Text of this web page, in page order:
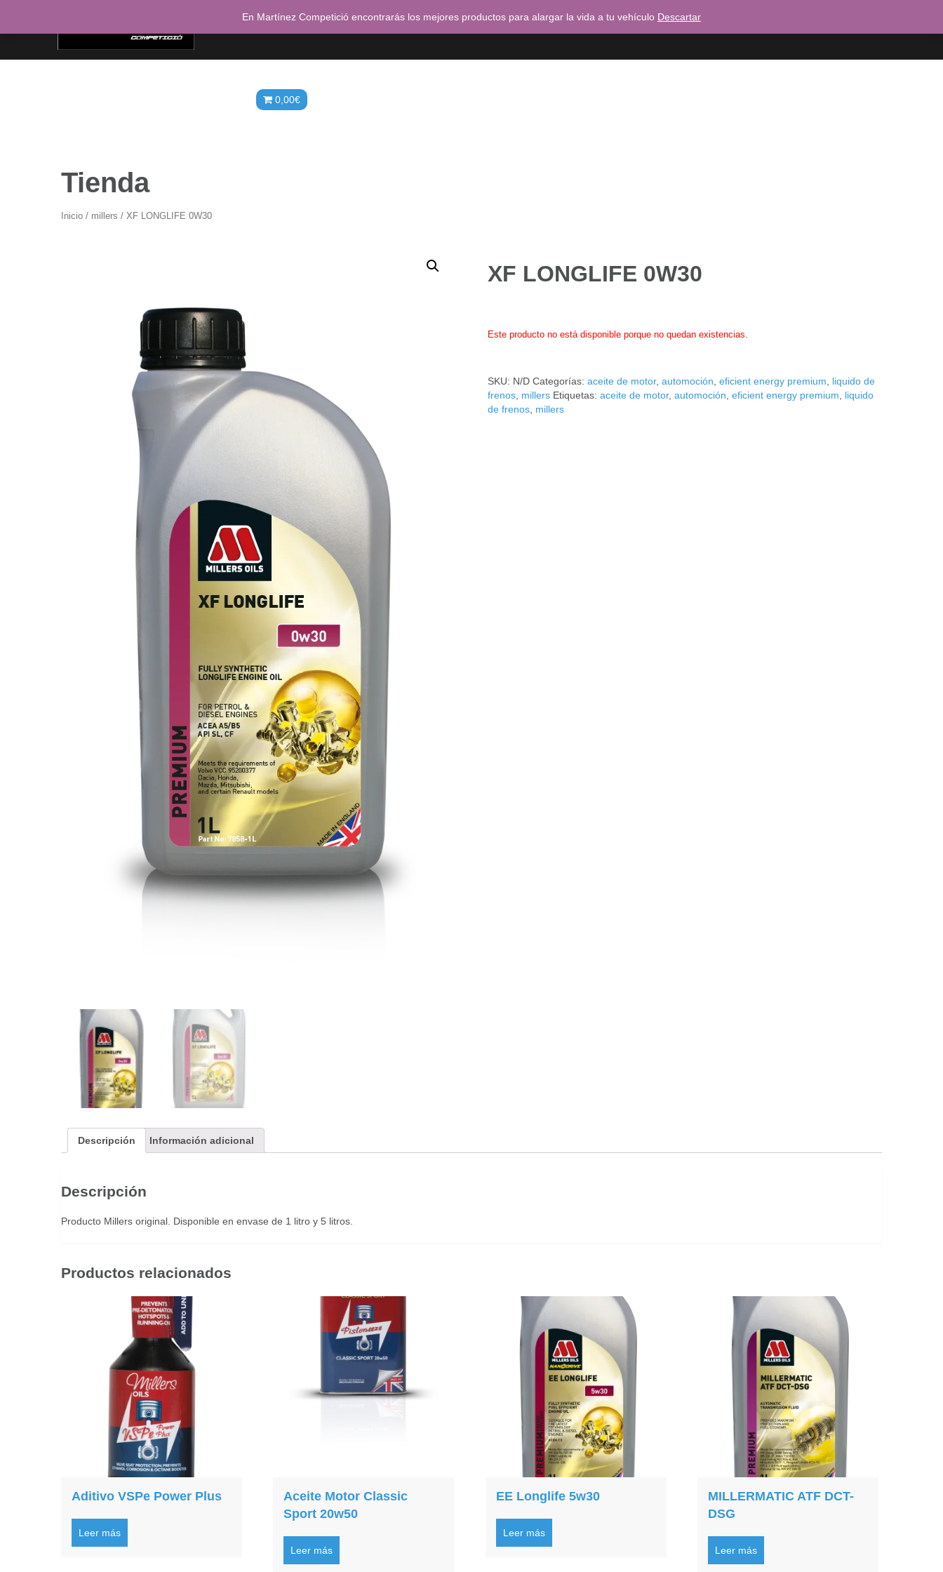
contenido
0,00€
Tienda
Inicio / millers / XF LONGLIFE 0W30
XF LONGLIFE 0W30
Este producto no está disponible porque no quedan existencias.
SKU: N/D Categorías:aceite de motor,automoción ,eficient energy premium
liquido de
frenos millers Etiquetas:aceite de motor,automoción ,eficient energy premium
liquido
de frenos millers
Descripción Información adicional
Descripción
Producto Millers original. Disponible en envase de 1 litro y 5 litros.
Productos relacionados
Aditivo VSPe Power Plus
Leer más
Aceite Motor Classic
Sport 20w50
Leer más
EE Longlife 5w30
Leer más
MILLERMATIC ATF DCT-
DSG
Leer más
En Martínez Competició encontrarás los mejores productos para alargar la vida a tu vehículo Descartar